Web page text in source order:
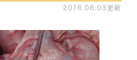
2016.06.03更新